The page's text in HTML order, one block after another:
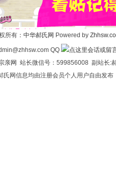
所有： 中华郝氏网 Powered by
QQ
亲网 站长微信号：599856008 副站长:
氏网信息均由注册会员个人用户自由发